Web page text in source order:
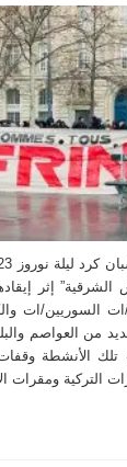
إثر
السوريين/ات
من العواصم
تلك الأنشطة
التركية ومقرات